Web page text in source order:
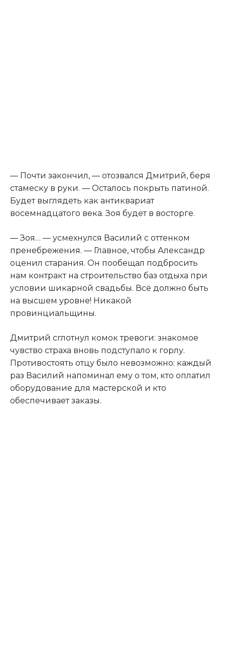
— Почти закончил, — отозвался Дмитрий, беря
стамеску в руки. — Осталось покрыть патиной.
Будет выглядеть как антиквариат
восемнадцатого века. Зоя будет в восторге.
— Зоя… — усмехнулся Василий с оттенком
пренебрежения. — Главное, чтобы Александр
оценил старания. Он пообещал подбросить
нам контракт на строительство баз отдыха при
условии шикарной свадьбы. Всё должно быть
на высшем уровне! Никакой
провинциальщины.
Дмитрий сглотнул комок тревоги: знакомое
чувство страха вновь подступало к горлу.
Противостоять отцу было невозможно: каждый
раз Василий напоминал ему о том, кто оплатил
оборудование для мастерской и кто
обеспечивает заказы.